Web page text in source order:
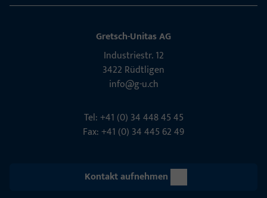
Gretsch-Unitas AG
Indu­s­triestr. 12
3422 Rüdt­ligen
info@g-u.ch
Tel: +41 (0) 34 448 45 45
Fax: +41 (0) 34 445 62 49
Kontakt aufnehmen